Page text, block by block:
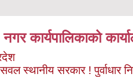
कार्यपालिकाको
स्थानीय सरकार ! पुर्वाधार